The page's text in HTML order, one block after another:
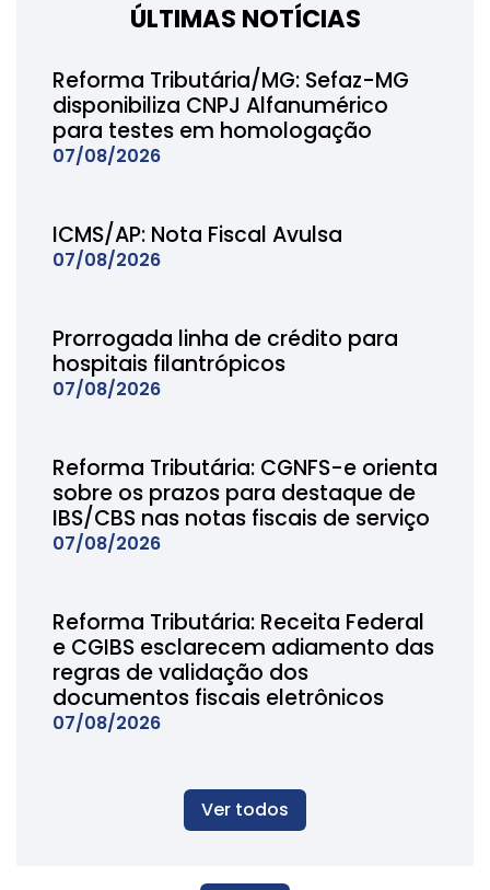
ÚLTIMAS NOTÍCIAS
Reforma Tributária/MG: Sefaz-MG
disponibiliza CNPJ Alfanumérico
para testes em homologação
07/08/2026
ICMS/AP: Nota Fiscal Avulsa
07/08/2026
Prorrogada linha de crédito para
hospitais filantrópicos
07/08/2026
Reforma Tributária: CGNFS-e orienta
sobre os prazos para destaque de
IBS/CBS nas notas fiscais de serviço
07/08/2026
Reforma Tributária: Receita Federal
e CGIBS esclarecem adiamento das
regras de validação dos
documentos fiscais eletrônicos
07/08/2026
Ver todos